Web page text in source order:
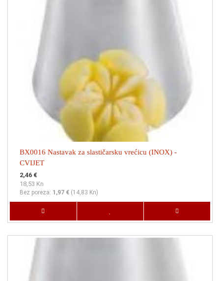
BX0016 Nastavak za slastičarsku vrećicu (INOX) -
CVIJET
2,46 €
18,53 Kn
Bez poreza: 1,97 € (14,83 Kn)